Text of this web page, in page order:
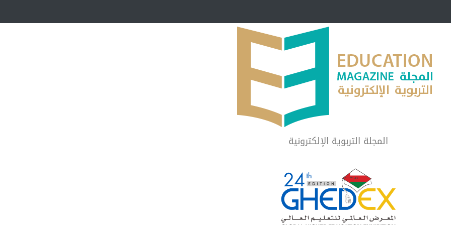
شراكة مجتمعية لمجمع تعليمي بالطائف تستهدف الأيتام وأبناء
الشهداء والمتفوقين
لماذا تعد برامج توعية الأطفال بخصوصية الجسد وقاية لا فضول؟
المجلة التربوية الإلكترونية